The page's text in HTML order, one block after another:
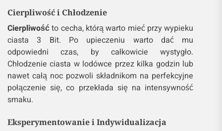
Cierpliwość i Chłodzenie
Cierpliwośćto cecha, którą warto mieć przy wypieku
ciasta 3 Bit. Po upieczeniu warto dać mu
odpowiedni czas, by całkowicie wystygło.
Chłodzenie ciasta w lodówce przez kilka godzin lub
nawet całą noc pozwoli składnikom na perfekcyjne
połączenie się, co przekłada się na intensywność
smaku.
Eksperymentowanie i Indywidualizacja